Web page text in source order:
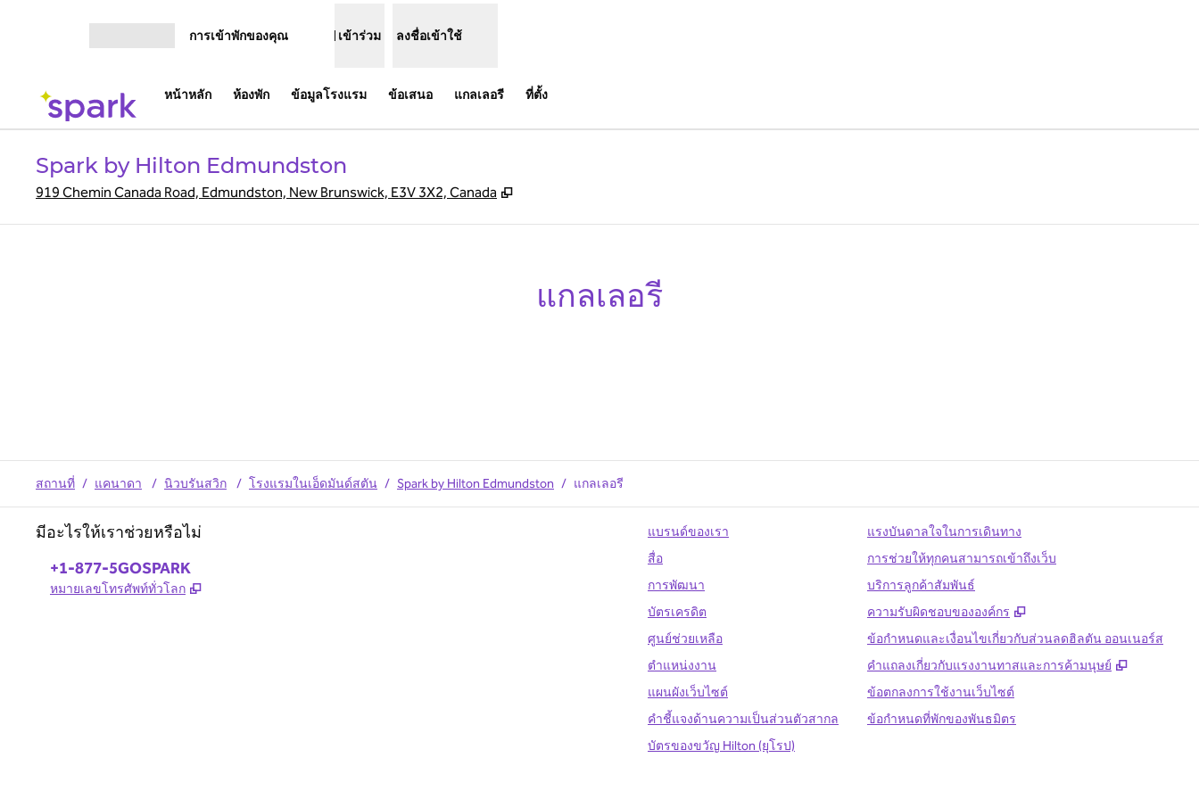
การเข้าพักของคุณ เข้าร่วม ลงชื่อเข้าใช้
หน้าหลัก ห้องพัก ข้อมูลโรงแรม ข้อเสนอ แกลเลอรี ที่ตั้ง
Spark by Hilton Edmundston
919 Chemin Canada Road, Edmundston, New Brunswick, E3V 3X2, Canada ,
แกลเลอรี
สถานที่ / แคนาดา / นิวบรันสวิก / โรงแรมในเอ็ดมันด์สตัน / Spark by Hilton Edmundston / แกลเลอรี
มีอะไรให้เราช่วยหรือไม่
โทรศัพท์:
+1-877-5GOSPARK
หมายเลขโทรศัพท์ทั่วโลก ,
แบรนด์ของเรา
สื่อ
การพัฒนา
บัตรเครดิต
ศูนย์ช่วยเหลือ
ตำแหน่งงาน
แผนผังเว็บไซต์
คำชี้แจงด้านความเป็นส่วนตัวสากล
บัตรของขวัญ Hilton (ยุโรป)
แรงบันดาลใจในการเดินทาง
การช่วยให้ทุกคนสามารถเข้าถึงเว็บ
บริการลูกค้าสัมพันธ์
ความรับผิดชอบขององค์กร
,
ข้อกำหนดและเงื่อนไขเกี่ยวกับส่วนลดฮิลตัน ออนเนอร์ส
คําแถลงเกี่ยวกับแรงงานทาสและการค้ามนุษย์
,
ข้อตกลงการใช้งานเว็บไซต์
ข้อกําหนดที่พักของพันธมิตร